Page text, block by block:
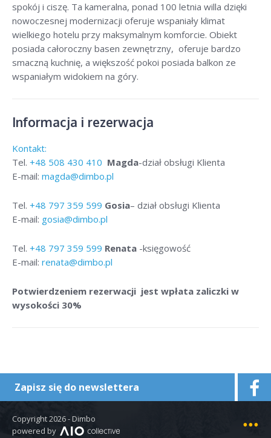
spokój i ciszę. Ta kameralna, ponad 100 letnia willa dzięki
nowoczesnej modernizacji oferuje wspaniały klimat
wielkiego hotelu przy maksymalnym komforcie. Obiekt
posiada całoroczny basen zewnętrzny, oferuje bardzo
smaczną kuchnię, a większość pokoi posiada balkon ze
wspaniałym widokiem na góry.
Informacja i rezerwacja
Kontakt:
Tel. +48 508 430 410 Magda-dział obsługi Klienta
E-mail: magda@dimbo.pl
Tel. +48 797 359 599 Gosia– dział obsługi Klienta
E-mail: gosia@dimbo.pl
Tel. +48 797 359 599 Renata -księgowość
E-mail: renata@dimbo.pl
Potwierdzeniem rezerwacji jest wpłata zaliczki w
wysokości 30%
Zapisz się do newslettera
Mapa strony
Copyright 2026 - Dimbo
powered by